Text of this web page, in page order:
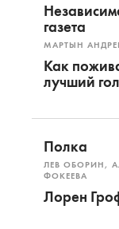
газета
МАРТЫН
Как
лучший
Полка
ЛЕВ ОБОРИН,
ФОКЕЕВА
Лорен